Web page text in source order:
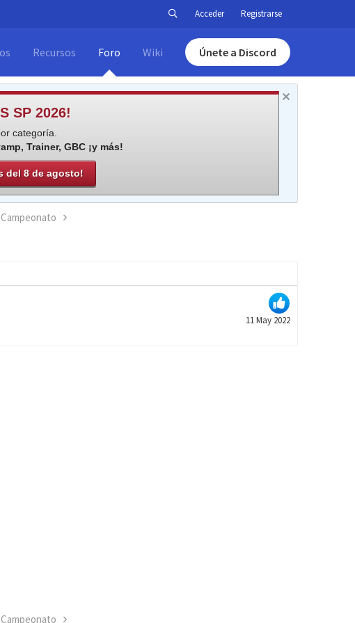
Acceder Registrarse
Recursos Foro Wiki Únete a Discord
SP 2026!
categoría.
Trainer, GBC ¡y más!
del 8 de agosto!
11 May 2022